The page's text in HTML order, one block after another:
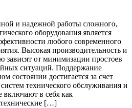
и надежной работы сложного,
оборудования является
любого современного
Высокая производительность и
зависят от минимизации простоев
ситуаций. Поддержание
состоянии достигается за счет
технического обслуживания и
в себя как
[…]